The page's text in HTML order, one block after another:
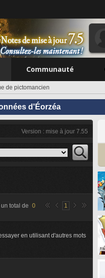
Communauté
de pictomancien
d'Éorzéa
Version : mise à jour 7.55
total de 0 1
en utilisant d'autres mots